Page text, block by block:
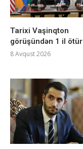
Tarixi Vaşinqton
görüşündən 1 il ötür
8 Avqust 2026